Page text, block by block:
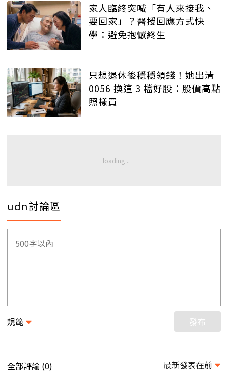
家人臨終突喊「有人來接我、
要回家」？醫授回應方式快
學：避免抱憾終生
只想退休後穩穩領錢！她出清
0056 換這 3 檔好股：股價高點
照樣買
udn討論區
規範 發布
全部評論 (0) 最新發表在前